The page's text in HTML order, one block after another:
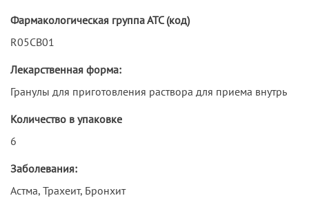
Фармакологическая группа АТС (код)
R05CB01
Лекарственная форма:
Гранулы для приготовления раствора для приема внутрь
Количество в упаковке
6
Заболевания:
Астма, Трахеит, Бронхит